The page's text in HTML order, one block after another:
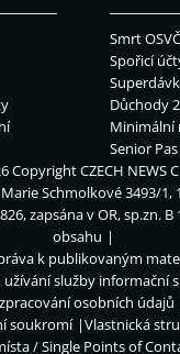
Smrt OSVČ
Spořicí
Důchody
Minimální
Senior
CopyrightCZECH NEWS
Schmolkové 3493/1,
zapsána v OR, sp.zn.
obsahu
k publikovaným
služby informační
osobních údajů
soukromí
Vlastnická
/ Single Points of